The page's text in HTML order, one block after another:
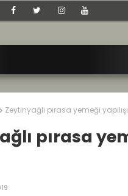
Zeytinyağlı pırasa yemeği yapılışı
pırasa